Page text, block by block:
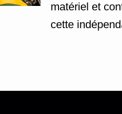
matériel et
cette